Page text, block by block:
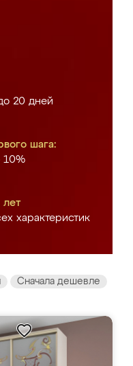
20 дней
шага:
10%
лет
характеристик
Сначала дешевле